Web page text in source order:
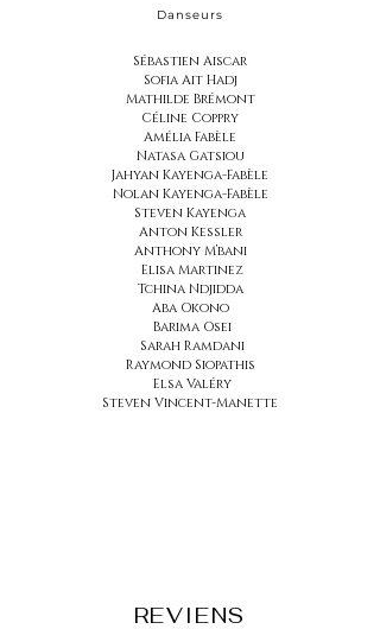
Danseurs
Sébastien Aiscar
Sofia Ait Hadj
Mathilde Brémont
Céline Coppry
Amélia Fabèle
Natasa Gatsiou
Jahyan Kayenga-Fabèle
Nolan Kayenga-Fabèle
Steven Kayenga
Anton Kessler
Anthony M’bani
Elisa Martinez
Tchina Ndjidda
Aba Okono
Barima Osei
Sarah Ramdani
Raymond Siopathis
Elsa Valéry
Steven Vincent-Manette
REVIENS